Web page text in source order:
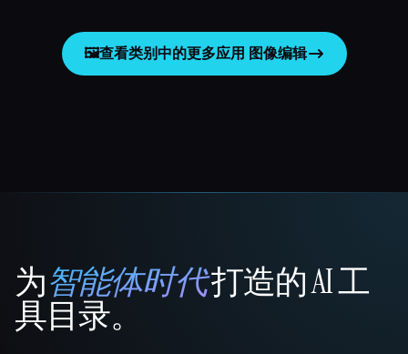
🖼️查看类别中的更多应用 图像编辑
That AI Collection
为智能体时代打造的 AI 工
具目录。